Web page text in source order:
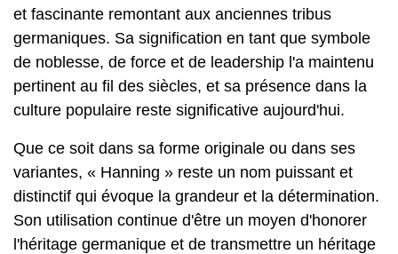
et fascinante remontant aux anciennes tribus
germaniques. Sa signification en tant que symbole
de noblesse, de force et de leadership l'a maintenu
pertinent au fil des siècles, et sa présence dans la
culture populaire reste significative aujourd'hui.
Que ce soit dans sa forme originale ou dans ses
variantes, « Hanning » reste un nom puissant et
distinctif qui évoque la grandeur et la détermination.
Son utilisation continue d'être un moyen d'honorer
l'héritage germanique et de transmettre un héritage